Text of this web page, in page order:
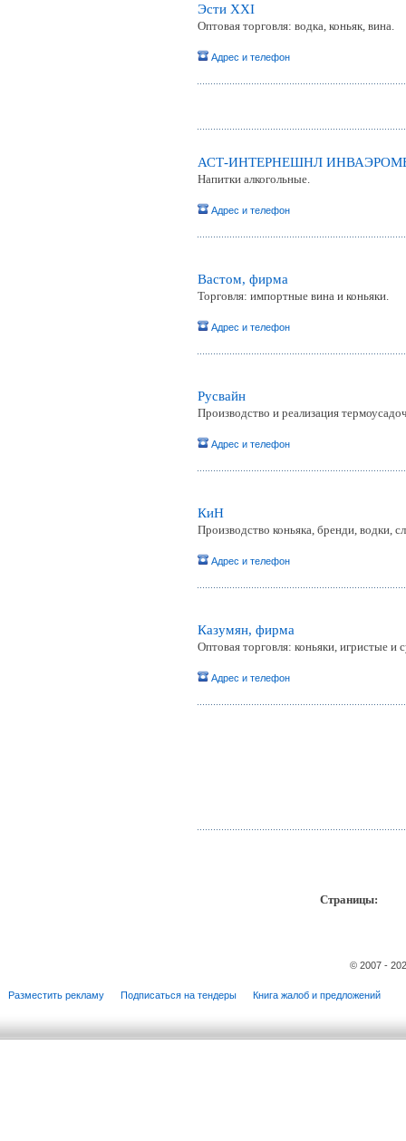
Эсти XXI
Оптовая торговля: водка, коньяк, вина.
Адрес и телефон
АСТ-ИНТЕРНЕШНЛ
Напитки алкогольные.
Адрес и телефон
Вастом, фирма
Торговля: импортные вина и коньяки.
Адрес и телефон
Русвайн
Производство и реализация
Адрес и телефон
КиН
Производство коньяка, бренди, водки,
Адрес и телефон
Казумян, фирма
Оптовая торговля: коньяки, игристые и
Адрес и телефон
Страницы:
© 2007 -
Разместить рекламу Подписаться на тендеры Книга жалоб и предложений